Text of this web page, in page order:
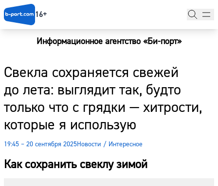
16+
Информационное агентство «Би-порт»
Свекла сохраняется свежей
до лета: выглядит так, будто
только что с грядки — хитрости,
которые я использую
19:45 – 20 сентября 2025Новости / Интересное
Как сохранить свеклу зимой
Новости
Наши гости
Фоторепортажи
Погода
Курсы валют